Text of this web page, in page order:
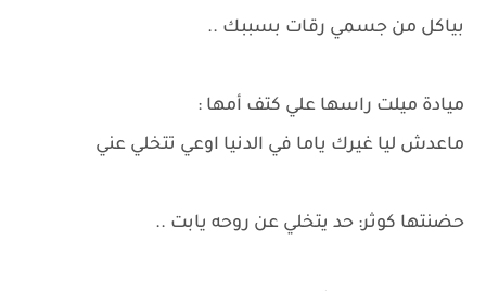
بياكل من جسمي رقات بسببك ..
ميادة ميلت راسها علي كتف أمها :
ماعدش ليا غيرك ياما في الدنيا اوعي تتخلي عني
حضنتها كوثر: حد يتخلي عن روحه يابت ..